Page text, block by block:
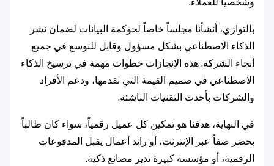
بالتوازي، أنشأنا مجلساً خاصاً لحوكمة البيانات لضمان نشر
الذكاء الاصطناعي بشكل مسؤول وقابل للتوسع في جميع
أنحاء الشركة. هذه الإنجازات خطوات مهمة في ترسيخ الذكاء
الاصطناعي في صميم القيمة التي نقدمها، ودعم الأفراد
والشركات بأحدث التقنيات الناشئة.
في النهاية، هدفنا هو تمكين كل عميل رقمياً، سواء كان طالباً
يحضر صفاً عبر الإنترنت، أو رائد أعمال يقبل المدفوعات
الرقمية، أو مؤسسة كبيرة تدير مصانع ذكية.